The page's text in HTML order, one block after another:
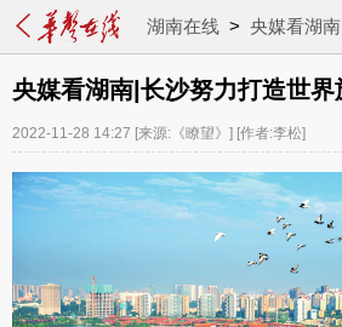
湖南在线> 央媒看湖南
央媒看湖南|长沙努力打造世界
2022-11-28 14:27 [来源:《瞭望》] [作者:李松]